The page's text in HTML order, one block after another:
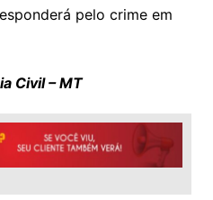
pelo crime em
Civil – MT